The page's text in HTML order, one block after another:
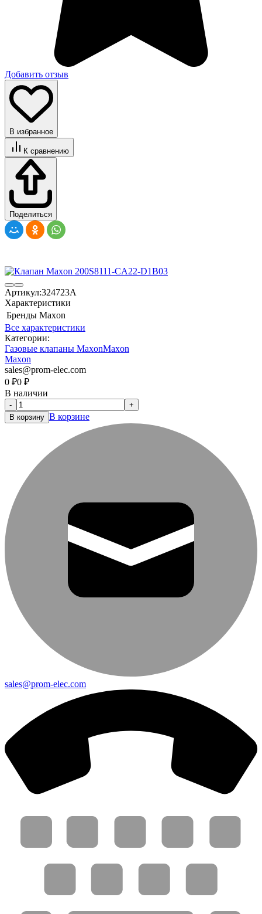
Добавить отзыв
В избранное
К сравнению
Поделиться
Артикул:324723A
Характеристики
Бренды Maxon
Все характеристики
Категории:
Газовые клапаны MaxonMaxon
Maxon
sales@prom-elec.com
0 ₽0 ₽
В наличии
-
+
В корзину В корзине
sales@prom-elec.com